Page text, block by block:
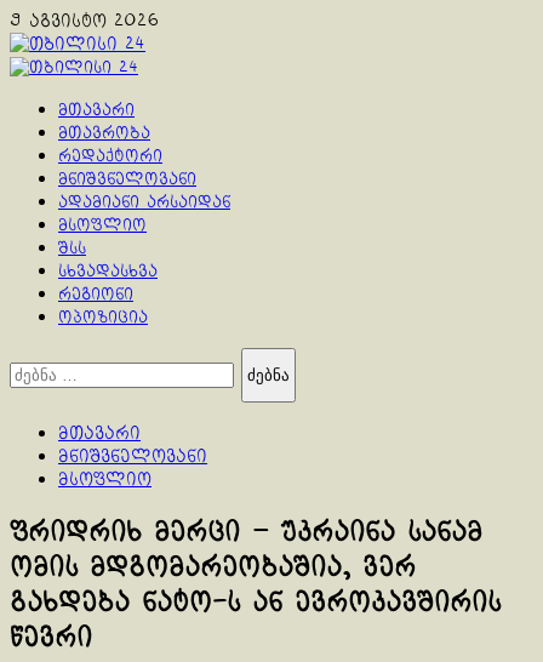
Skip
to
content
9 აგვისტო 2026
Primary
მთავარი
მთავრობა
რედაქტორი
მნიშვნელოვანი
ადამიანი არსაიდან
მსოფლიო
შსს
სხვადასხვა
რეგიონი
ოპოზიცია
ძებნა:
მთავარი
მნიშვნელოვანი
მსოფლიო
ფრიდრიხ მერცი – უკრაინა სანამ
ომის მდგომარეობაშია, ვერ
გახდება ნატო-ს ან ევროკავშირის
წევრი